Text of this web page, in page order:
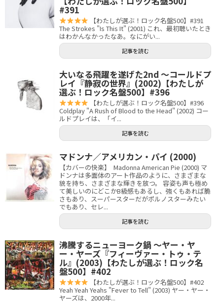
#391
【わたしが選ぶ！ロック名盤500】#391
The Strokes "Is This It" (2001) これ、最初聴いたとき
はわかんなかったなあ。なにがい...
記事を読む
大いなる飛躍を遂げた2nd 〜コールドプ
レイ『静寂の世界』(2002)【わたしが
選ぶ！ロック名盤500】#396
【わたしが選ぶ！ロック名盤500】#396
Coldplay "A Rush of Blood to the Head" (2002) コー
ルドプレイは、「イ...
記事を読む
マドンナ／アメリカン・パイ (2000)
【カバーの快楽】 Madonna American Pie (2000) マ
ドンナは多面体のアート作品のように、さまざまな
貌を持ち、さまざまな輝きを放つ。 容姿も声も極め
て美しいのにどこかB級感もあるし、強くもあれば脆
さもあり、スーパースターだがポルノスターみたい
でもあり、セレ...
記事を読む
沸騰するニューヨーク鍋 〜ヤー・ヤ
ー・ヤーズ『フィーヴァー・トゥ・テ
ル』(2003)【わたしが選ぶ！ロック名
盤500】#402
【わたしが選ぶ！ロック名盤500】#402
Yeah Yeah Yeahs "Fever to Tell" (2003) ヤー・ヤー・
ヤーズは、2000年...